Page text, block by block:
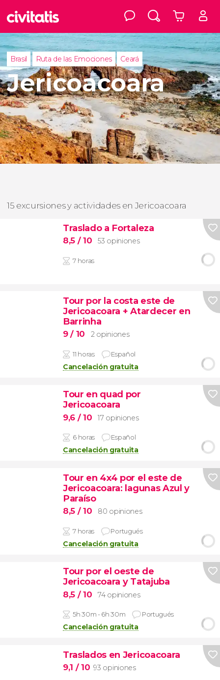
Brasil Ruta de las Emociones Ceará
Jericoacoara
15 excursiones y actividades en Jericoacoara
Traslado a Fortaleza
8,5 / 10 53 opiniones
7 horas
Tour por la costa este de
Jericoacoara + Atardecer en
Barrinha
9/ 10 2 opiniones
11 horas Español
Cancelación gratuita
Tour en quad por
Jericoacoara
9,6 / 10 17 opiniones
6 horas Español
Cancelación gratuita
Tour en 4x4 por el este de
Jericoacoara: lagunas Azul y
Paraíso
8,5 / 10 80 opiniones
7 horas Portugués
Cancelación gratuita
Tour por el oeste de
Jericoacoara y Tatajuba
8,5 / 10 74 opiniones
5h 30m - 6h 30m Portugués
Cancelación gratuita
Traslados en Jericoacoara
9,1 / 10 93 opiniones